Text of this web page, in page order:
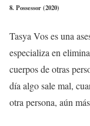
8. Possessor (2020)
Tasya Vos es una
especializa en
cuerpos de otras
día algo sale mal,
otra persona, aún